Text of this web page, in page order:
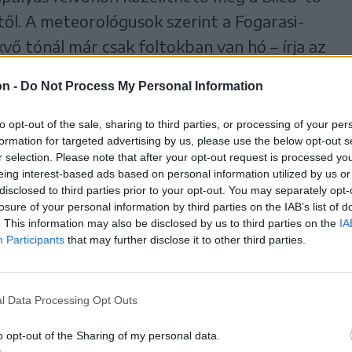
- Do Not Process My Personal Information
opt-out of the sale, sharing to third parties, or processing of your
for targeted advertising by us, please use the below opt-out
selection. Please note that after your opt-out request is processed
interest-based ads based on personal information utilized by us
to third parties prior to your opt-out. You may separately
of your personal information by third parties on the IAB’s list of
This information may also be disclosed by us to third parties on the
Participants that may further disclose it to other third parties.
Data Processing Opt Outs
opt-out of the Sharing of my personal data.
A meteorológusok szerint a Fogarasi-
tónál már csak foltokban van hó – írja az
a Transzalpina és
magashegyi utakat
a 7C jelzésű országút (Transzfogarasi út)
és a Bilea-vízesés, illetve a 67C jelzésű